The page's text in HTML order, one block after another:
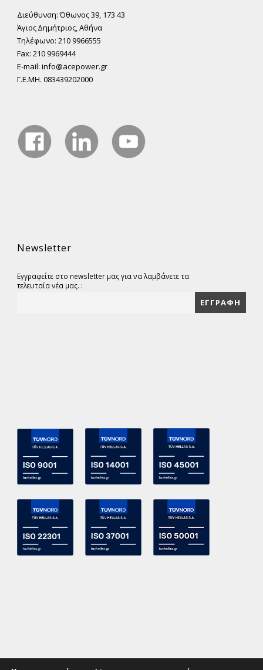
Διεύθυνση: Όθωνος 39, 173 43
Άγιος ∆ηµήτριος, Αθήνα
Τηλέφωνο: 210 9966555
Fax: 210 9969444
E-mail: info@acepower.gr
Γ.Ε.ΜΗ. 083439202000
Newsletter
Εγγραφείτε στο newsletter μας για να λαμβάνετε τα
τελευταία νέα μας. :